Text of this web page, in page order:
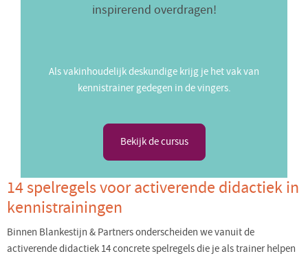
inspirerend overdragen!
Als vakinhoudelijk deskundige krijg je het vak van
kennistrainer gedegen in de vingers.
Bekijk de cursus
14 spelregels voor activerende didactiek in
kennistrainingen
Binnen Blankestijn & Partners onderscheiden we vanuit de
activerende didactiek 14 concrete spelregels die je als trainer helpen